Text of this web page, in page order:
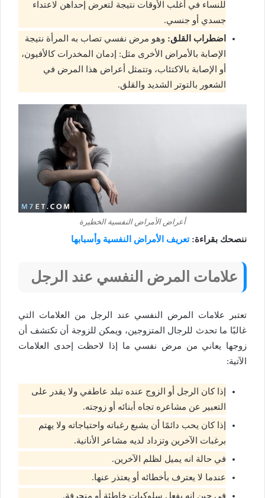
للنساء في أغلب الأوقات نتيجة لتعرض إحداهن لاعتداء
جسدي أو جنسي.
اضطراب القلق: وهو مرض نفسي تصاب به المرأة نتيجة
الإصابة بالأمراض الأخرى مثل: إدمان المخدرات كالأفيون،
أو الإصابة بالاكتئاب، وتتمثل أعراض هذا المرض في
الشعور بالتوتر الشديد والقلق.
أعراض الأمراض النفسية الخطيرة
ننصحك بقراءة:تعريف الأمراض النفسية وأسبابها
علامات المرض النفسي عند الرجل
تعتبر علامات المرض النفسي عند الرجل من العلامات التي
غالبًا ما تحدث للرجال المتزوجين، ويمكن للزوجة أن تكتشف أن
زوجها يعاني من مرض نفسي ما إذا لاحظت إحدى العلامات
الآتية:
إذا كان الرجل أو الزوج عنده تبلد عاطفي ولا يقدر على
التعبير عن مشاعره تجاه أبنائه أو زوجته.
إذا كان يحب دائمًا أن يشبع رغباته واحتياجاته ولا يهتم
برغبات الآخرين وتزداد لديه مشاعر الأنانية.
في حالة انه يميل لظلم الآخرين.
عندما لا يعترف بأخطائه أو يعتذر عنها.
في حين انه يفعل سلوكيات خاطئة أو منحرفة.